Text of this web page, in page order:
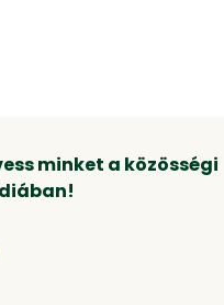
minket a közösségi